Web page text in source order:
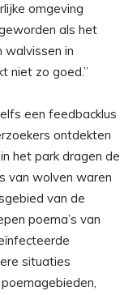
omgeving
als het
walvissen in
niet zo goed.”
een feedbacklus
ontdekten
het park dragen de
van wolven waren
van de
poema’s van
situaties